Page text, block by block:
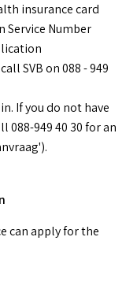
insurance card
Service Number
SVB on 088 - 949
If you do not have
088-949 40 30 for an
can apply for the